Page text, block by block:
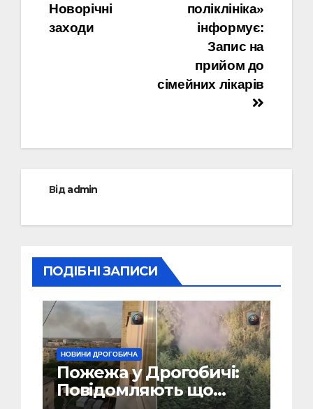
поліклініка»
інформує:
Запис на
прийом до
сімейних лікарів
Новорічні
заходи
Відadmin
ПОДІБНІ ЗАПИСИ
НОВИНИ ДРОГОБИЧА
Пожежа у Дрогобичі:
Повідомляють що